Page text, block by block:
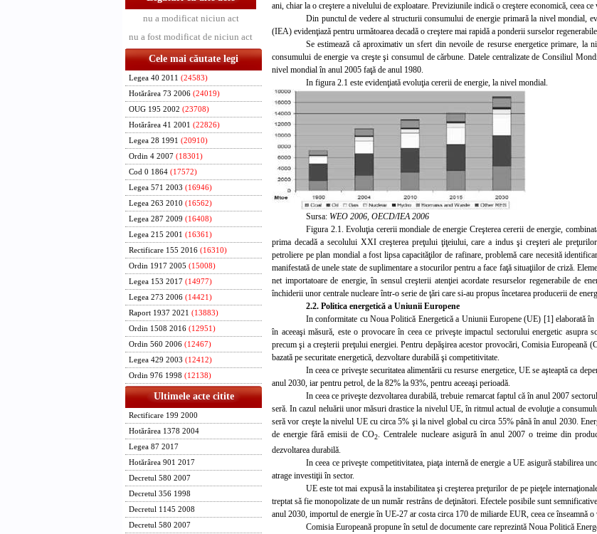
nu a modificat niciun act
nu a fost modificat de niciun act
Cele mai căutate legi
Legea 40 2011 (24583)
Hotărârea 73 2006 (24019)
OUG 195 2002 (23708)
Hotărârea 41 2001 (22826)
Legea 28 1991 (20910)
Ordin 4 2007 (18301)
Cod 0 1864 (17572)
Legea 571 2003 (16946)
Legea 263 2010 (16562)
Legea 287 2009 (16408)
Legea 215 2001 (16361)
Rectificare 155 2016 (16310)
Ordin 1917 2005 (15008)
Legea 153 2017 (14977)
Legea 273 2006 (14421)
Raport 1937 2021 (13883)
Ordin 1508 2016 (12951)
Ordin 560 2006 (12467)
Legea 429 2003 (12412)
Ordin 976 1998 (12138)
Ultimele acte citite
Rectificare 199 2000
Hotărârea 1378 2004
Legea 87 2017
Hotărârea 901 2017
Decretul 580 2007
Decretul 356 1998
Decretul 1145 2008
Decretul 580 2007
ani, chiar la o creştere a nivelului de exploatare. Previziunile indică o creştere economică, ceea
Din punctul de vedere al structurii consumului de energie primară la nivel mondial,
(IEA) evidenţiază pentru următoarea decadă o creştere mai rapidă a ponderii surselor
Se estimează că aproximativ un sfert din nevoile de resurse energetice primare,
consumului de energie va creşte şi consumul de cărbune. Datele centralizate de Consiliul
nivel mondial în anul 2005 faţă de anul 1980.
In figura 2.1 este evidenţiată evoluţia cererii de energie, la nivel mondial.
Sursa: WEO 2006, OECD/IEA 2006
Figura 2.1. Evoluţia cererii mondiale de energie Creşterea cererii de energie,
prima decadă a secolului XXI creşterea preţului ţiţeiului, care a indus şi creşteri ale
petroliere pe plan mondial a fost lipsa capacităţilor de rafinare, problemă care necesită
manifestată de unele state de suplimentare a stocurilor pentru a face faţă situaţiilor de criză.
net importatoare de energie, în sensul creşterii atenţiei acordate resurselor regenerabile de
închiderii unor centrale nucleare într-o serie de ţări care si-au propus încetarea producerii de
2.2. Politica energetică a Uniunii Europene
In conformitate cu Noua Politică Energetică a Uniunii Europene (UE) [1] elaborată
în aceeaşi măsură, este o provocare în ceea ce priveşte impactul sectorului energetic asupra
precum şi a creşterii preţului energiei. Pentru depăşirea acestor provocări, Comisia Europeană
bazată pe securitate energetică, dezvoltare durabilă şi competitivitate.
In ceea ce priveşte securitatea alimentării cu resurse energetice, UE se aşteaptă ca
anul 2030, iar pentru petrol, de la 82% la 93%, pentru aceeaşi perioadă.
In ceea ce priveşte dezvoltarea durabilă, trebuie remarcat faptul că în anul 2007
seră. In cazul neluării unor măsuri drastice la nivelul UE, în ritmul actual de evoluţie a
seră vor creşte la nivelul UE cu circa 5% şi la nivel global cu circa 55% până în anul 2030.
de energie fără emisii de CO2
. Centralele nucleare asigură în anul 2007 o treime din
dezvoltarea durabilă.
In ceea ce priveşte competitivitatea, piaţa internă de energie a UE asigură stabilirea
atrage investiţii în sector.
UE este tot mai expusă la instabilitatea şi creşterea preţurilor de pe pieţele
treptat să fie monopolizate de un număr restrâns de deţinători. Efectele posibile sunt
anul 2030, importul de energie în UE-27 ar costa circa 170 de miliarde EUR, ceea ce înseamnă
Comisia Europeană propune în setul de documente care reprezintă Noua Politică